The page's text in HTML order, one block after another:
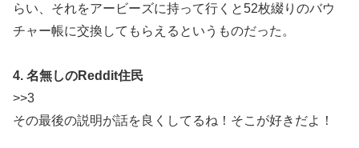
らい、それをアービーズに持って行くと52枚綴りのバウ
チャー帳に交換してもらえるというものだった。
4. 名無しのReddit住民
>>3
その最後の説明が話を良くしてるね！そこが好きだよ！